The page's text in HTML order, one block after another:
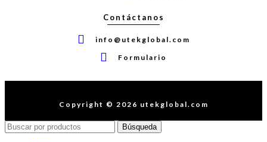
Contáctanos
info@utekglobal.com
Formulario
Copyright © 2026 utekglobal.com
Búsqueda